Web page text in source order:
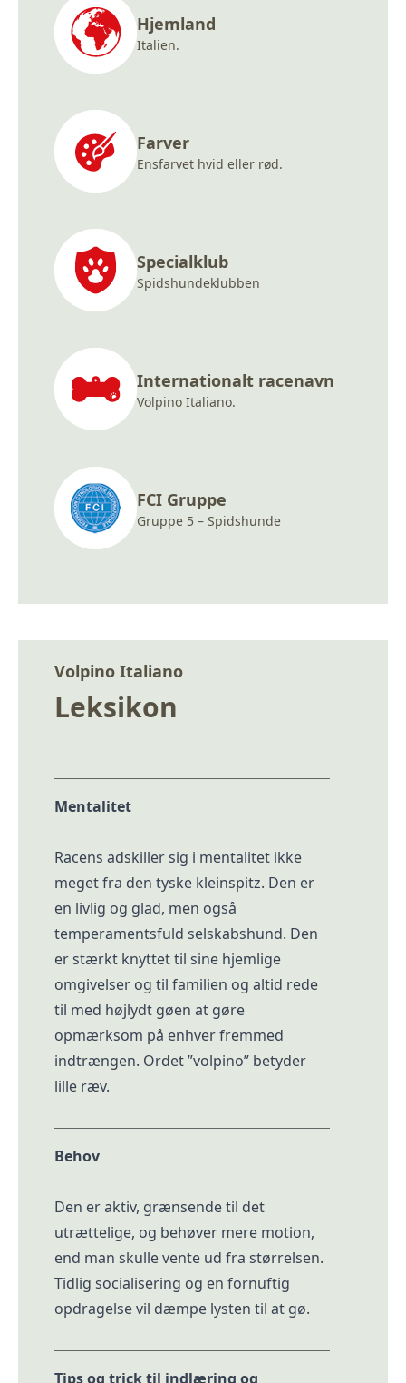
Hjemland
Italien.
Farver
Ensfarvet hvid eller rød.
Specialklub
Spidshundeklubben
Internationalt racenavn
Volpino Italiano.
FCI Gruppe
Gruppe 5 – Spidshunde
Volpino Italiano
Leksikon
Mentalitet
Racens adskiller sig i mentalitet ikke
meget fra den tyske kleinspitz. Den er
en livlig og glad, men også
temperamentsfuld selskabshund. Den
er stærkt knyttet til sine hjemlige
omgivelser og til familien og altid rede
til med højlydt gøen at gøre
opmærksom på enhver fremmed
indtrængen. Ordet ”volpino” betyder
lille ræv.
Behov
Den er aktiv, grænsende til det
utrættelige, og behøver mere motion,
end man skulle vente ud fra størrelsen.
Tidlig socialisering og en fornuftig
opdragelse vil dæmpe lysten til at gø.
Tips og trick til indlæring og